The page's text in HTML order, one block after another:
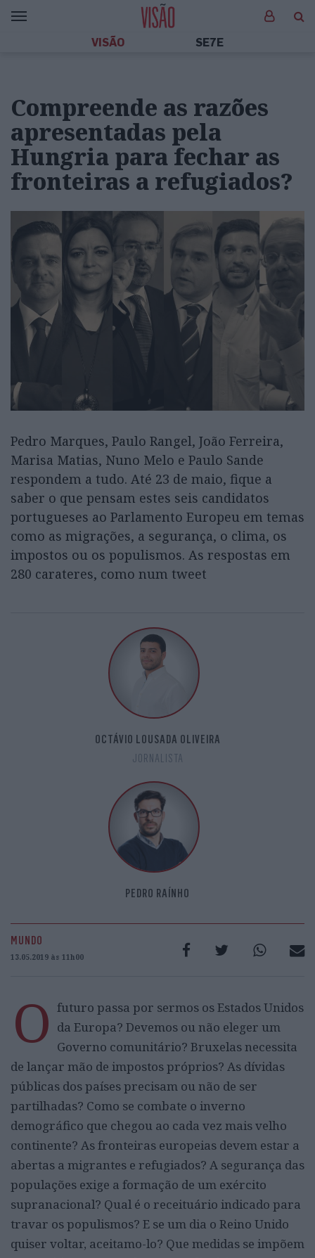
VISÃO SE7E
Compreende as razões
apresentadas pela
Hungria para fechar as
fronteiras a refugiados?
Pedro Marques, Paulo Rangel, João Ferreira,
Marisa Matias, Nuno Melo e Paulo Sande
respondem a tudo. Até 23 de maio, fique a
saber o que pensam estes seis candidatos
portugueses ao Parlamento Europeu em temas
como as migrações, a segurança, o clima, os
impostos ou os populismos. As respostas em
280 carateres, como num tweet
OCTÁVIO LOUSADA OLIVEIRA
JORNALISTA
PEDRO RAÍNHO
MUNDO
13.05.2019 às 11h00
O futuro passa por sermos os Estados Unidos
da Europa? Devemos ou não eleger um
Governo comunitário? Bruxelas necessita
de lançar mão de impostos próprios? As dívidas
públicas dos países precisam ou não de ser
partilhadas? Como se combate o inverno
demográfico que chegou ao cada vez mais velho
continente? As fronteiras europeias devem estar a
abertas a migrantes e refugiados? A segurança das
populações exige a formação de um exército
supranacional? Qual é o receituário indicado para
travar os populismos? E se um dia o Reino Unido
quiser voltar, aceitamo-lo? Que medidas se impõem